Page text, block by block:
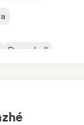
Dancehall